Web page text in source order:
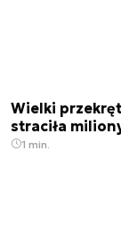
Wielki
straciła
1 min.